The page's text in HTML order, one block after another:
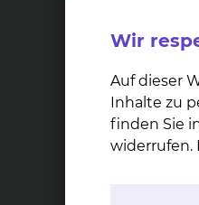
Be­hand­lung
Wir
Auf dieser
Inhalte zu
finden Sie
widerrufen.